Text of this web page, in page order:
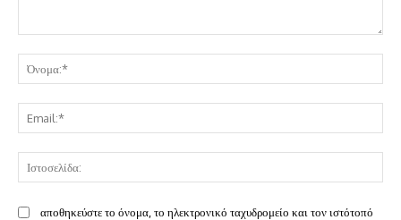
αποθηκεύστε το όνομα, το ηλεκτρονικό ταχυδρομείο και τον ιστότοπό